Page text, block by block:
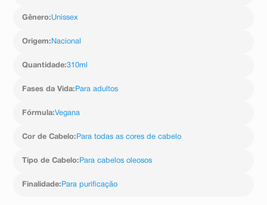
Gênero:Unissex
Origem: Nacional
Quantidade:310ml
Fases da Vida: Para adultos
Fórmula:Vegana
Cor de Cabelo: Para todas as cores de cabelo
Tipo de Cabelo: Para cabelos oleosos
Finalidade: Para purificação